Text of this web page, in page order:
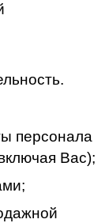
персонала
Вас);